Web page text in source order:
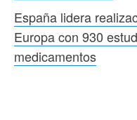
España lidera
Europa con 930
medicamentos